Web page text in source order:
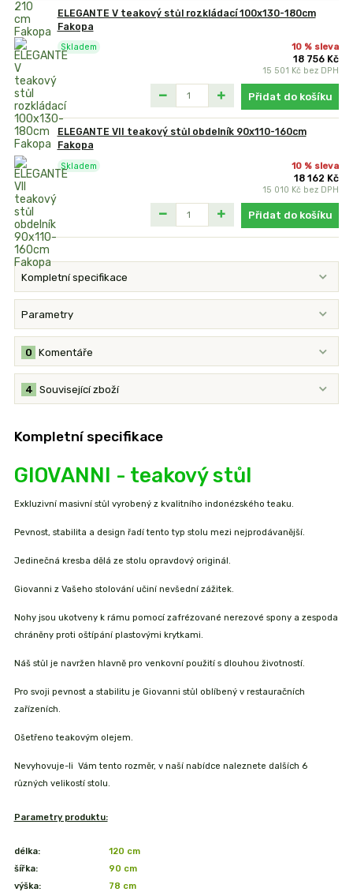
ELEGANTE V teakový stůl rozkládací 100x130-180cm
Fakopa
10 % sleva
18 756 Kč
15 501 Kč bez DPH
Skladem
Přidat do košíku
ELEGANTE VII teakový stůl obdelník 90x110-160cm
Fakopa
10 % sleva
18 162 Kč
15 010 Kč bez DPH
Skladem
Přidat do košíku
Kompletní specifikace
Parametry
Komentáře
0
Související zboží
4
Kompletní specifikace
GIOVANNI - teakový stůl
Exkluzivní masivní stůl vyrobený z kvalitního indonézského teaku.
Pevnost, stabilita a design řadí tento typ stolu mezi nejprodávanější.
Jedinečná kresba dělá ze stolu opravdový originál.
Giovanni z Vašeho stolování učiní nevšední zážitek.
Nohy jsou ukotveny k rámu pomocí zafrézované nerezové spony a zespoda
chráněny proti oštípání plastovými krytkami.
Náš stůl je navržen hlavně pro venkovní použití s dlouhou životností.
Pro svoji pevnost a stabilitu je Giovanni stůl oblíbený v restauračních
zařízeních.
Ošetřeno teakovým olejem.
Nevyhovuje-li Vám tento rozměr, v naší nabídce naleznete dalších 6
různých velikostí stolu.
Parametry produktu:
délka:
120 cm
šířka:
90 cm
výška:
78 cm